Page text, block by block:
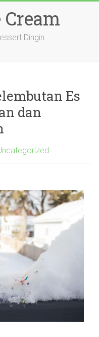
Dingin
Es
dan